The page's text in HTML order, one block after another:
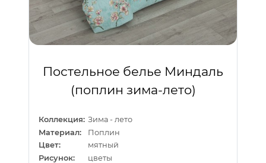
Постельное белье Миндаль
(поплин зима-лето)
Коллекция: Зима - лето
Материал:
Поплин
Цвет:
мятный
Рисунок:
цветы